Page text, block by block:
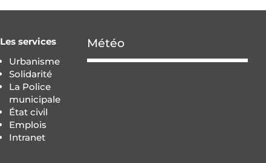
Les services
Urbanisme
Solidarité
La Police
municipale
État civil
Emplois
Intranet
Météo